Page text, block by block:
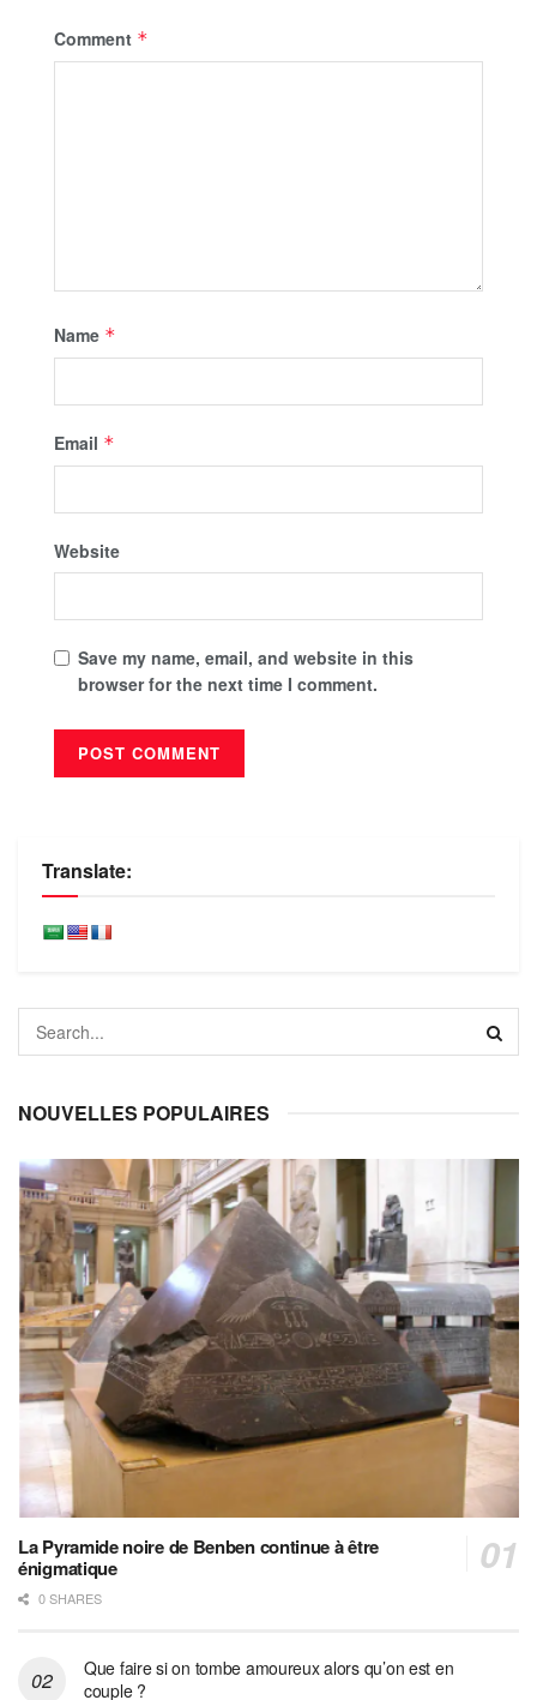
Comment *
Name *
Email *
Website
Save my name, email, and website in this
browser for the next time I comment.
Translate:
NOUVELLES POPULAIRES
La Pyramide noire de Benben continue à être
énigmatique
0 SHARES
Que faire si on tombe amoureux alors qu’on est en
couple ?